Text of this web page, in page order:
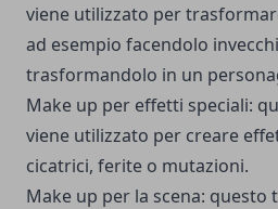
viene utilizzato per
ad esempio facendolo
trasformandolo in un
Make up per effetti speciali:
viene utilizzato per creare
cicatrici, ferite o mutazioni.
Make up per la scena: questo